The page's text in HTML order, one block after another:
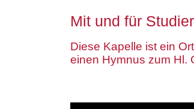
Mit und für
Diese Kapelle ist ein
einen Hymnus zum Hl.